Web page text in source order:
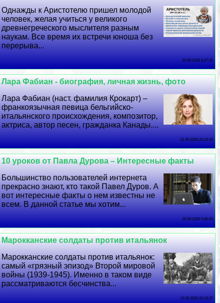
Однажды к Аристотелю пришел молодой
человек, желая учиться у великого
древнегреческого мыслителя разным
наукам. Все время их встречи юноша без
перерыва...
22 06 2026 6:27:31
Лара Фабиан - биография, личная жизнь, фото
Лара Фабиан (наст. фамилия Крокарт) –
франкоязычная певица бельгийско-
итальянского происхождения, композитор,
актриса, автор песен, гражданка Канады....
21 06 2026 22:15:19
10 уроков от Павла Дурова – Интересные факты
Большинство пользователей интернета
прекрасно знают, кто такой Павел Дуров. А
вот интересные факты о нем известны не
всем. В данной статье мы хотим...
20 06 2026 5:46:43
Марокканские солдаты против итальянок
Марокканские солдаты против итальянок:
самый «грязный эпизод» Второй мировой
войны (1939-1945). Именно в таком виде
рассматриваются бесчинства...
19 06 2026 22:19:37